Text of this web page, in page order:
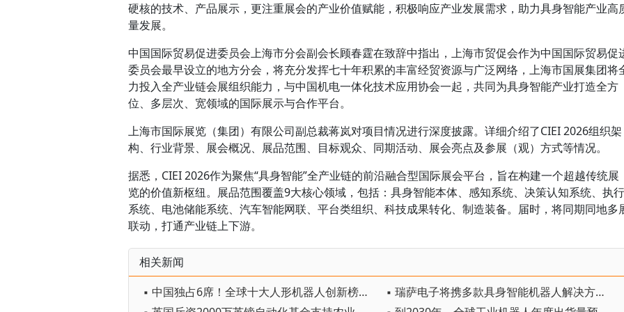
硬核的技术、产品展示，更注重展会的产业价值赋能，积极响应产业发展需求，助力具身智能产业高
量发展。
中国国际贸易促进委员会上海市分会副会长顾春霆在致辞中指出，上海市贸促会作为中国国际贸易促
委员会最早设立的地方分会，将充分发挥七十年积累的丰富经贸资源与广泛网络，上海市国展集团将
力投入全产业链会展组织能力，与中国机电一体化技术应用协会一起，共同为具身智能产业打造全方
位、多层次、宽领域的国际展示与合作平台。
上海市国际展览（集团）有限公司副总裁蒋岚对项目情况进行深度披露。详细介绍了CIEI 2026组织架
构、行业背景、展会概况、展品范围、目标观众、同期活动、展会亮点及参展（观）方式等情况。
据悉，CIEI 2026作为聚焦“具身智能”全产业链的前沿融合型国际展会平台，旨在构建一个超越传统展
览的价值新枢纽。展品范围覆盖9大核心领域，包括：具身智能本体、感知系统、决策认知系统、执行
系统、电池储能系统、汽车智能网联、平台类组织、科技成果转化、制造装备。届时，将同期同地多
联动，打通产业链上下游。
相关新闻
▪ 中国独占6席！全球十大人形机器人创新榜出炉
▪ 瑞萨电子将携多款具身智能机器人解决方案， 首次亮相2026中国具身智能机器人产业大会